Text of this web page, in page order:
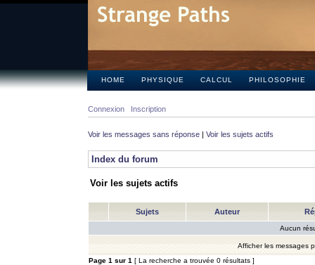
HOME PHYSIQUE CALCUL PHILOSOPHIE
Connexion Inscription
Voir les messages sans réponse | Voir les sujets actifs
Index du forum
Voir les sujets actifs
Sujets Auteur
Aucun
Afficher les messages
Page 1 sur 1 [ La recherche a trouvée 0 résultats ]